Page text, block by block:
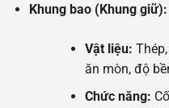
Khung bao (Khung giữ):
Vật liệu:
ăn mòn, độ
Chức năng: